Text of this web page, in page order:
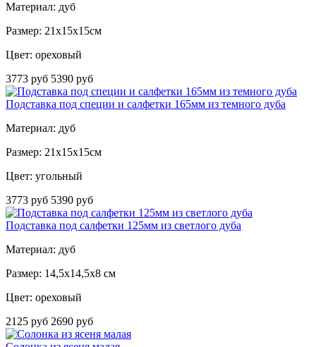
Материал: дуб
Размер: 21х15х15см
Цвет: ореховый
3773 руб 5390 руб
Подставка под специи и салфетки 165мм из темного дуба
Материал: дуб
Размер: 21х15х15см
Цвет: угольный
3773 руб 5390 руб
Подставка под салфетки 125мм из светлого дуба
Материал: дуб
Размер: 14,5x14,5x8 см
Цвет: ореховый
2125 руб 2690 руб